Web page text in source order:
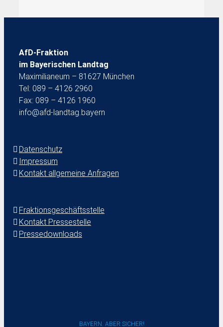
AfD-Fraktion
im Bayerischen Landtag
Maximilianeum – 81627 München
Tel: 089 – 4126 2960
Fax: 089 – 4126 1960
info@afd-landtag.bayern
Datenschutz
Impressum
Kontakt allgemeine Anfragen
Fraktionsgeschäftsstelle
Kontakt Pressestelle
Pressedownloads
BAYERN. ABER SICHER!